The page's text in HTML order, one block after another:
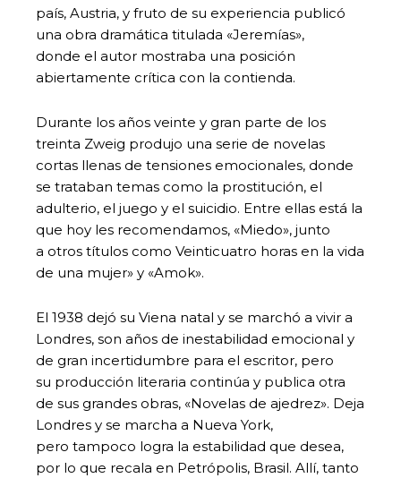
país, Austria, y fruto de su experiencia publicó
una obra dramática titulada «Jeremías»,
donde el autor mostraba una posición
abiertamente crítica con la contienda.
Durante los años veinte y gran parte de los
treinta Zweig produjo una serie de novelas
cortas llenas de tensiones emocionales, donde
se trataban temas como la prostitución, el
adulterio, el juego y el suicidio. Entre ellas está la
que hoy les recomendamos, «Miedo», junto
a otros títulos como Veinticuatro horas en la vida
de una mujer» y «Amok».
El 1938 dejó su Viena natal y se marchó a vivir a
Londres, son años de inestabilidad emocional y
de gran incertidumbre para el escritor, pero
su producción literaria continúa y publica otra
de sus grandes obras, «Novelas de ajedrez». Deja
Londres y se marcha a Nueva York,
pero tampoco logra la estabilidad que desea,
por lo que recala en Petrópolis, Brasil. Allí, tanto